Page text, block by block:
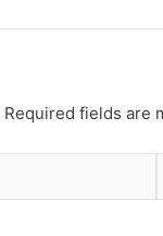
Required fields are